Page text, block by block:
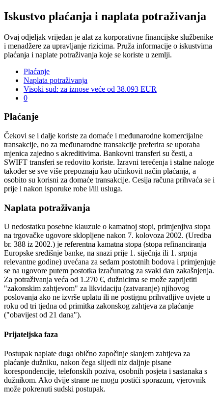
Iskustvo plaćanja i naplata potraživanja
Ovaj odjeljak vrijedan je alat za korporativne financijske službenike
i menadžere za upravljanje rizicima. Pruža informacije o iskustvima
plaćanja i naplate potraživanja koje se koriste u zemlji.
Plaćanje
Naplata potraživanja
Visoki sud: za iznose veće od 38.093 EUR
0
Plaćanje
Čekovi se i dalje koriste za domaće i međunarodne komercijalne
transakcije, no za međunarodne transakcije preferira se uporaba
mjenica zajedno s akreditivima. Bankovni transferi su česti, a
SWIFT transferi se redovito koriste. Izravni terećenja i stalne naloge
također se sve više prepoznaju kao učinkovit način plaćanja, a
osobito su korisni za domaće transakcije. Cesija računa prihvaća se i
prije i nakon isporuke robe i/ili usluga.
Naplata potraživanja
U nedostatku posebne klauzule o kamatnoj stopi, primjenjiva stopa
na trgovačke ugovore sklopljene nakon 7. kolovoza 2002. (Uredba
br. 388 iz 2002.) je referentna kamatna stopa (stopa refinanciranja
Europske središnje banke, na snazi prije 1. siječnja ili 1. srpnja
relevantne godine) uvećana za sedam postotnih bodova i primjenjuje
se na ugovore putem postotka izračunatog za svaki dan zakašnjenja.
Za potraživanja veća od 1.270 €, dužnicima se može zaprijetiti
"zakonskim zahtjevom" za likvidaciju (zatvaranje) njihovog
poslovanja ako ne izvrše uplatu ili ne postignu prihvatljive uvjete u
roku od tri tjedna od primitka zakonskog zahtjeva za plaćanje
("obavijest od 21 dana").
Prijateljska faza
Postupak naplate duga obično započinje slanjem zahtjeva za
plaćanje dužniku, nakon čega slijedi niz daljnje pisane
korespondencije, telefonskih poziva, osobnih posjeta i sastanaka s
dužnikom. Ako dvije strane ne mogu postići sporazum, vjerovnik
može pokrenuti sudski postupak.